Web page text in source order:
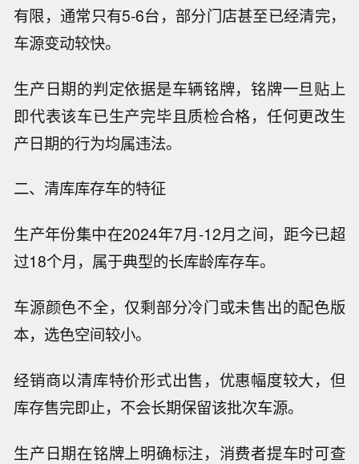
有限，通常只有5-6台，部分门店甚至已经清完，
车源变动较快。
生产日期的判定依据是车辆铭牌，铭牌一旦贴上
即代表该车已生产完毕且质检合格，任何更改生
产日期的行为均属违法。
二、清库库存车的特征
生产年份集中在2024年7月-12月之间，距今已超
过18个月，属于典型的长库龄库存车。
车源颜色不全，仅剩部分冷门或未售出的配色版
本，选色空间较小。
经销商以清库特价形式出售，优惠幅度较大，但
库存售完即止，不会长期保留该批次车源。
生产日期在铭牌上明确标注，消费者提车时可查